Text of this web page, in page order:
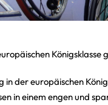
Königsklasse
der europäischen
in einem engen und